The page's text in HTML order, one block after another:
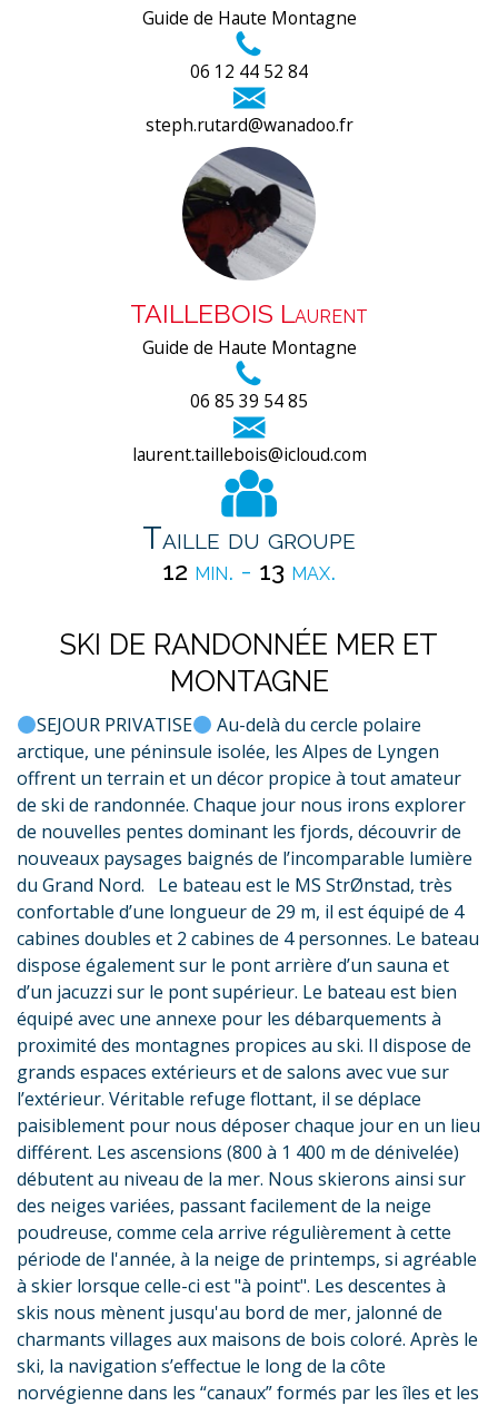
Guide de Haute Montagne
06 12 44 52 84
steph.rutard@wanadoo.fr
TAILLEBOIS Laurent
Guide de Haute Montagne
06 85 39 54 85
laurent.taillebois@icloud.com
Taille du groupe
12 min. - 13 max.
SKI DE RANDONNÉE MER ET
MONTAGNE
SEJOUR PRIVATISE
Au-delà du cercle polaire
arctique, une péninsule isolée, les Alpes de Lyngen
offrent un terrain et un décor propice à tout amateur
de ski de randonnée. Chaque jour nous irons explorer
de nouvelles pentes dominant les fjords, découvrir de
nouveaux paysages baignés de l’incomparable lumière
du Grand Nord. Le bateau est le MS StrØnstad, très
confortable d’une longueur de 29 m, il est équipé de 4
cabines doubles et 2 cabines de 4 personnes. Le bateau
dispose également sur le pont arrière d’un sauna et
d’un jacuzzi sur le pont supérieur. Le bateau est bien
équipé avec une annexe pour les débarquements à
proximité des montagnes propices au ski. Il dispose de
grands espaces extérieurs et de salons avec vue sur
l’extérieur. Véritable refuge flottant, il se déplace
paisiblement pour nous déposer chaque jour en un lieu
différent. Les ascensions (800 à 1 400 m de dénivelée)
débutent au niveau de la mer. Nous skierons ainsi sur
des neiges variées, passant facilement de la neige
poudreuse, comme cela arrive régulièrement à cette
période de l'année, à la neige de printemps, si agréable
à skier lorsque celle-ci est "à point". Les descentes à
skis nous mènent jusqu'au bord de mer, jalonné de
charmants villages aux maisons de bois coloré. Après le
ski, la navigation s’effectue le long de la côte
norvégienne dans les “canaux” formés par les îles et les